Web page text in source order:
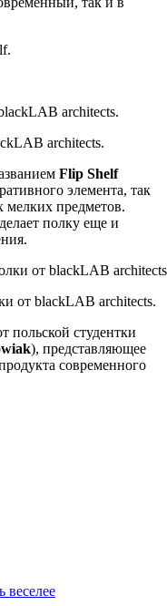
architects.
Flip Shelf
элемента, так
мелких предметов.
полку еще и
от blackLAB architects.
польской студентки
), представляющее
современного
веселее